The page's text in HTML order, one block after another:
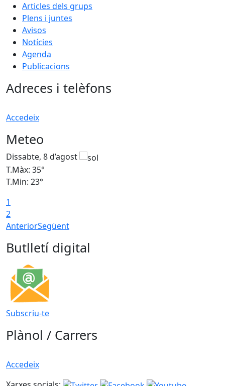
Articles dels grups
Plens i juntes
Avisos
Notícies
Agenda
Publicacions
Adreces i telèfons
Accedeix
Meteo
Dissabte, 8 d’agost
T.Màx: 35°
T.Min: 23°
1
2
AnteriorSegüent
Butlletí digital
Subscriu-te
Plànol / Carrers
Accedeix